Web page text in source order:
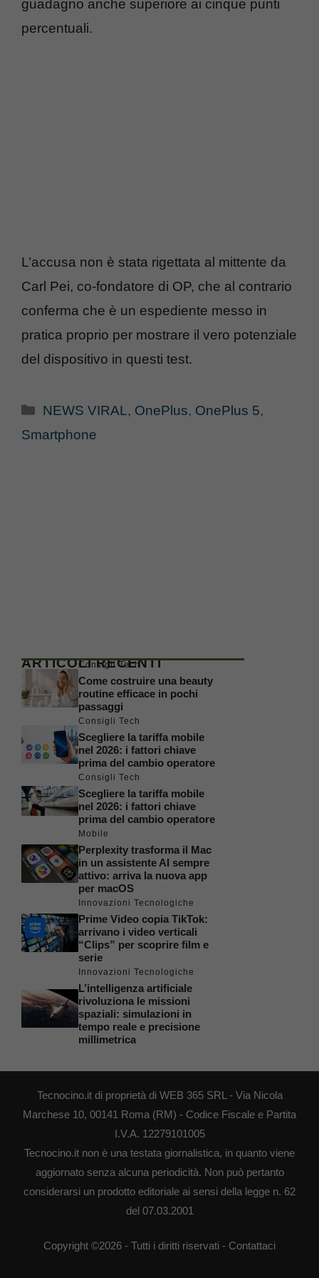
guadagno anche superiore ai cinque punti
percentuali.
L’accusa non è stata rigettata al mittente da
Carl Pei, co-fondatore di OP, che al contrario
conferma che è un espediente messo in
pratica proprio per mostrare il vero potenziale
del dispositivo in questi test.
Categorie
NEWS VIRAL, OnePlus, OnePlus 5,
Smartphone
ARTICOLI RECENTI
Consigli Tech
Come costruire una beauty
routine efficace in pochi
passaggi
Consigli Tech
Scegliere la tariffa mobile
nel 2026: i fattori chiave
prima del cambio operatore
Consigli Tech
Scegliere la tariffa mobile
nel 2026: i fattori chiave
prima del cambio operatore
Mobile
Perplexity trasforma il Mac
in un assistente AI sempre
attivo: arriva la nuova app
per macOS
Innovazioni Tecnologiche
Prime Video copia TikTok:
arrivano i video verticali
“Clips” per scoprire film e
serie
Innovazioni Tecnologiche
L’intelligenza artificiale
rivoluziona le missioni
spaziali: simulazioni in
tempo reale e precisione
millimetrica
Tecnocino.it di proprietà di WEB 365 SRL - Via Nicola
Marchese 10, 00141 Roma (RM) - Codice Fiscale e Partita
I.V.A. 12279101005
Tecnocino.it non è una testata giornalistica, in quanto viene
aggiornato senza alcuna periodicità. Non può pertanto
considerarsi un prodotto editoriale ai sensi della legge n. 62
del 07.03.2001
Copyright ©2026 - Tutti i diritti riservati - Contattaci